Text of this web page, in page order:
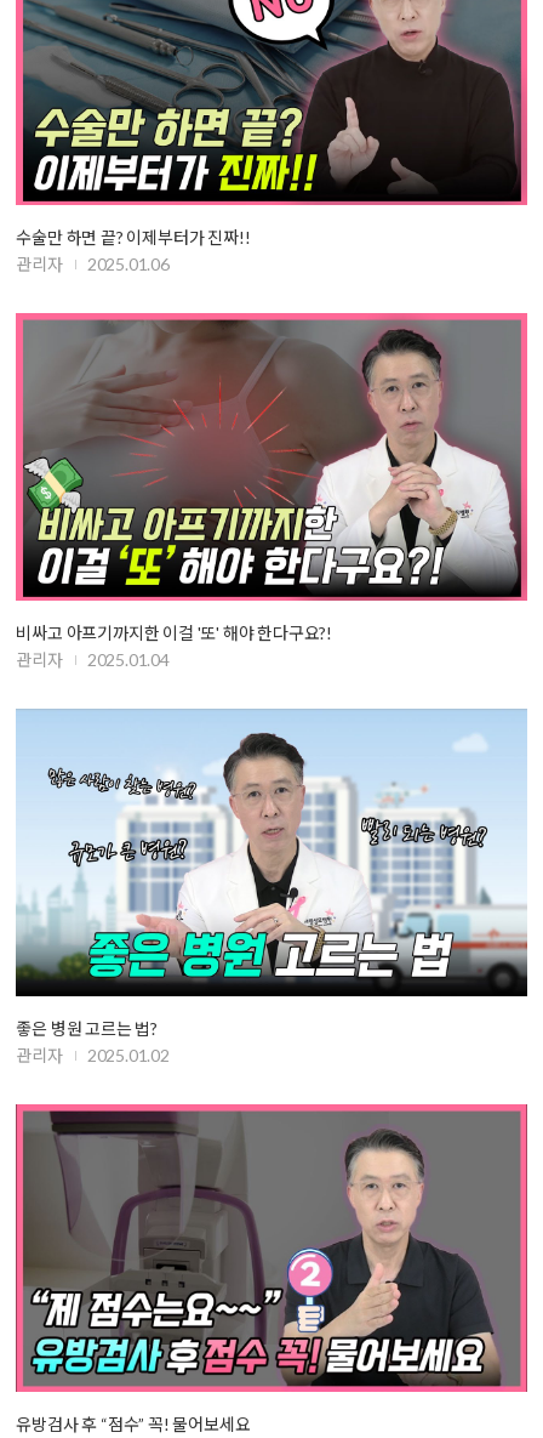
수술만 하면 끝? 이제부터가 진짜!!
관리자
2025.01.06
비싸고 아프기까지한 이걸 '또' 해야 한다구요?!
관리자
2025.01.04
좋은 병원 고르는 법?
관리자
2025.01.02
유방검사 후 “점수” 꼭! 물어보세요